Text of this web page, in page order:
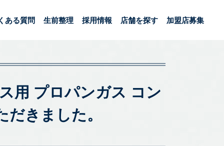
ある質問 生前整理 採用情報 店舗を探す 加盟店募集
用 プロパンガス コン
きました。